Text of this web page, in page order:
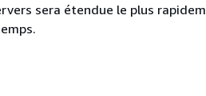
sera étendue le plus